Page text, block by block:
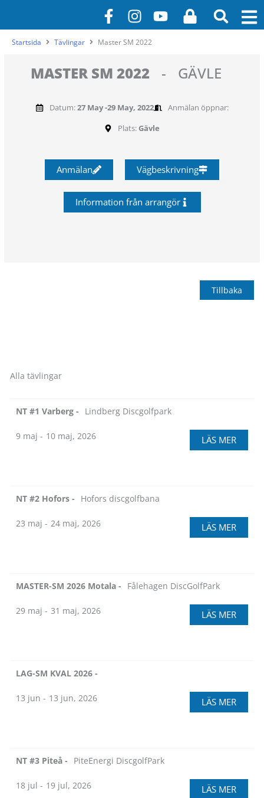
innehåll
F
a
c
b
o
k
-
I
n
s
a
g
a
m
Y
o
u
L
o
Startsida Tävlingar Master SM 2022
MASTER SM 2022 - GÄVLE
Datum:27 May -29 May, 2022
Anmälan öppnar:
Plats:Gävle
Anmälan Vägbeskrivning
Information från arrangör
Tillbaka
Alla tävlingar
9 maj - 10 maj, 2026
NT #1 Varberg - Lindberg Discgolfpark
LÄS MER
23 maj - 24 maj, 2026
NT #2 Hofors - Hofors discgolfbana
LÄS MER
29 maj - 31 maj, 2026
MASTER-SM 2026 Motala - Fålehagen DiscGolfPark
LÄS MER
13 jun - 13 jun, 2026
LAG-SM KVAL 2026 -
LÄS MER
18 jul - 19 jul, 2026
NT #3 Piteå - PiteEnergi DiscgolfPark
LÄS MER